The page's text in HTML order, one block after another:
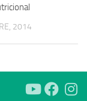
2014